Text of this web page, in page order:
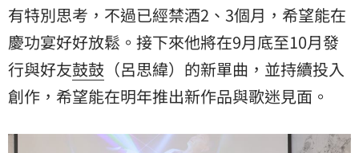
有特別思考，不過已經禁酒2、3個月，希望能在
慶功宴好好放鬆。接下來他將在9月底至10月發
行與好友鼓鼓 （呂思緯）的新單曲，並持續投入
創作，希望能在明年推出新作品與歌迷見面。